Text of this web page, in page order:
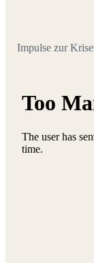
Impulse zur